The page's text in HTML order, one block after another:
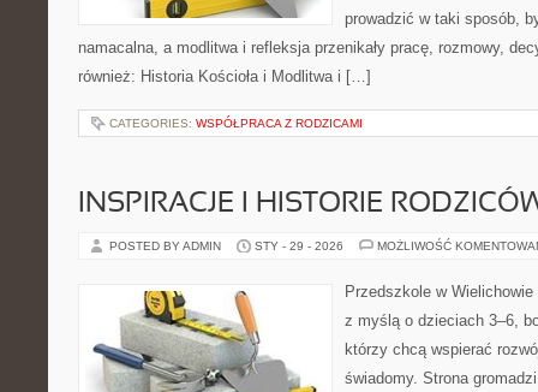
prowadzić w taki sposób,
namacalna, a modlitwa i refleksja przenikały pracę, rozmowy,
również: Historia Kościoła i Modlitwa i […]
CATEGORIES: WSPÓŁPRACA Z RODZICAMI
INSPIRACJE I HISTORIE
POSTED BY ADMIN STY - 29 - 2026 MOŻLIWOŚĆ
Przedszkole w
z myślą o dzieciach 3–6,
którzy chcą wspierać
świadomy. Strona